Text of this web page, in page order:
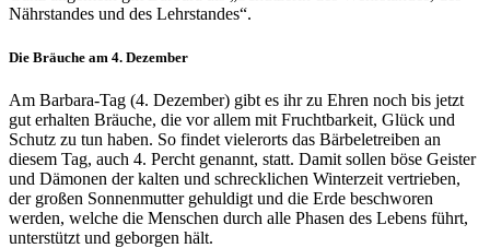
Nährstandes und des Lehrstandes“.
Die Bräuche am 4. Dezember
Am Barbara-Tag (4. Dezember) gibt es ihr zu Ehren noch bis jetzt
gut erhalten Bräuche, die vor allem mit Fruchtbarkeit, Glück und
Schutz zu tun haben. So findet vielerorts das Bärbeletreiben an
diesem Tag, auch 4. Percht genannt, statt. Damit sollen böse Geister
und Dämonen der kalten und schrecklichen Winterzeit vertrieben,
der großen Sonnenmutter gehuldigt und die Erde beschworen
werden, welche die Menschen durch alle Phasen des Lebens führt,
unterstützt und geborgen hält.